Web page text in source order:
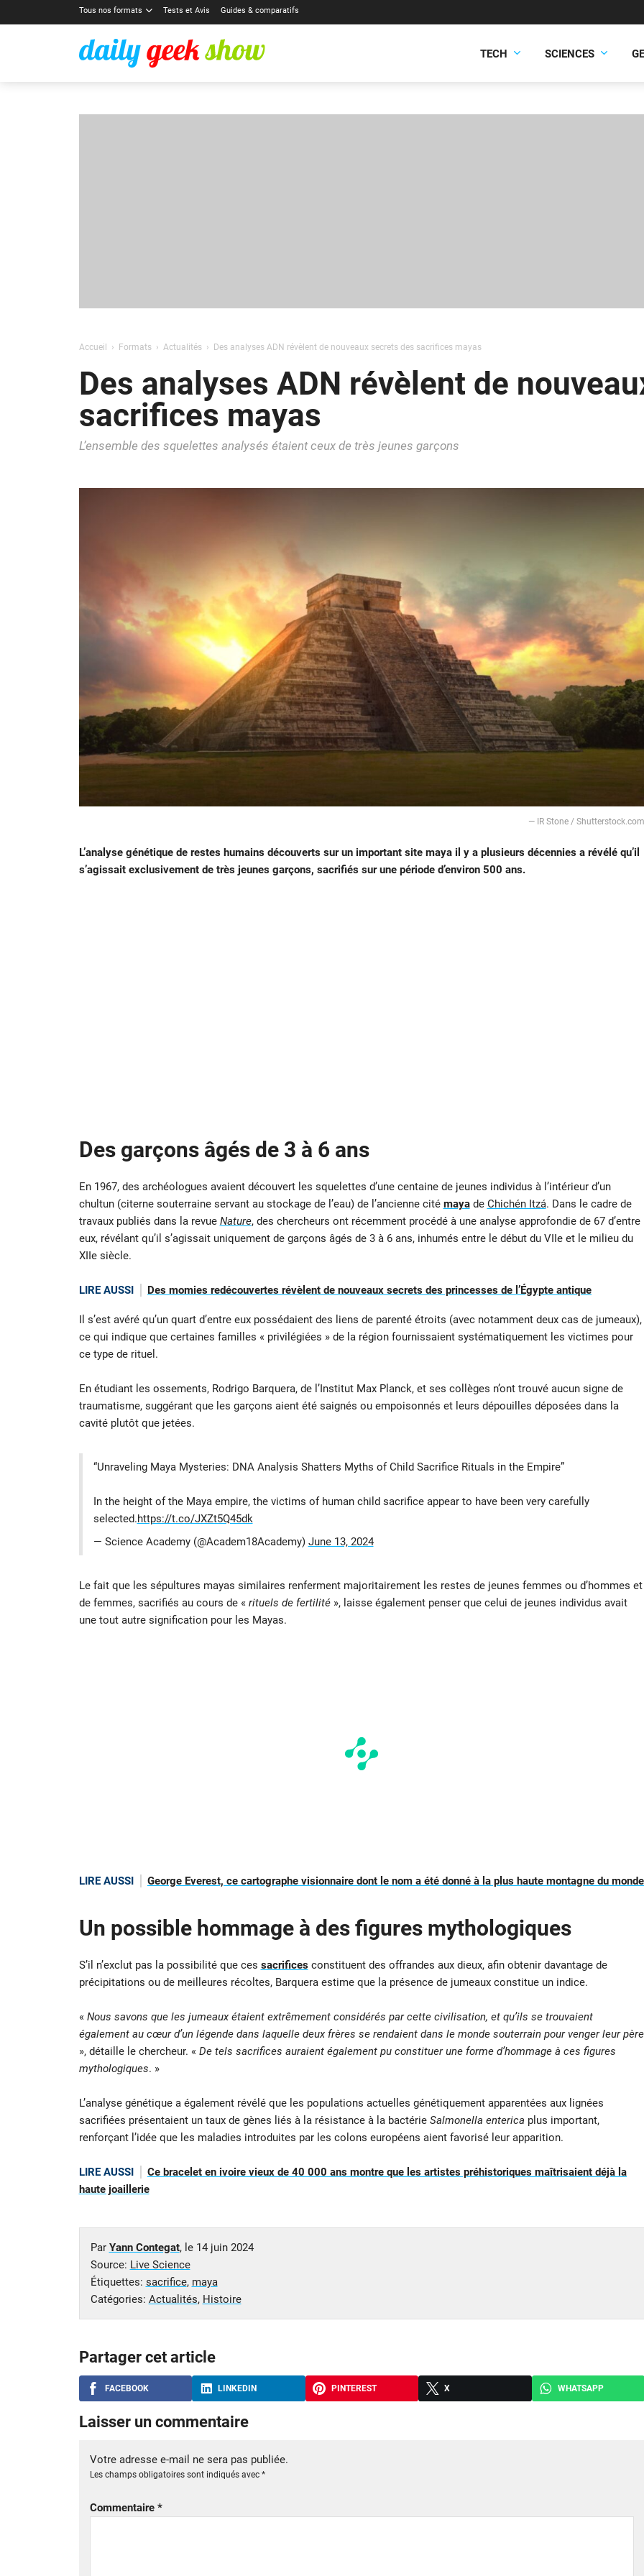
Tous nos formats Tests et Avis Guides & comparatifs
TECH SCIENCES
Accueil Formats Actualités Des analyses ADN révèlent de nouveaux secrets des sacrifices mayas
Des analyses ADN révèlent de
sacrifices mayas
L’ensemble des squelettes analysés étaient ceux de très jeunes garçons
— IR Stone / Shutterstock.com
L’analyse génétique de restes humains découverts sur un important site maya il y a plusieurs décennies a révélé qu’il
s’agissait exclusivement de très jeunes garçons, sacrifiés sur une période d’environ 500 ans.
Des garçons âgés de 3 à 6 ans
En 1967, des archéologues avaient découvert les squelettes d’une centaine de jeunes individus à l’intérieur d’un
chultun (citerne souterraine servant au stockage de l’eau) de l’ancienne cité mayade Chichén Itzá. Dans le cadre de
travaux publiés dans la revue Nature, des chercheurs ont récemment procédé à une analyse approfondie de 67 d’entre
eux, révélant qu’il s’agissait uniquement de garçons âgés de 3 à 6 ans, inhumés entre le début du VIIe et le milieu du
XIIe siècle.
LIRE AUSSI Des momies redécouvertes révèlent de nouveaux secrets des princesses de l’Égypte antique
Il s’est avéré qu’un quart d’entre eux possédaient des liens de parenté étroits (avec notamment deux cas de jumeaux),
ce qui indique que certaines familles « privilégiées » de la région fournissaient systématiquement les victimes pour
ce type de rituel.
En étudiant les ossements, Rodrigo Barquera, de l’Institut Max Planck, et ses collèges n’ont trouvé aucun signe de
traumatisme, suggérant que les garçons aient été saignés ou empoisonnés et leurs dépouilles déposées dans la
cavité plutôt que jetées.
“Unraveling Maya Mysteries: DNA Analysis Shatters Myths of Child Sacrifice Rituals in the Empire”
In the height of the Maya empire, the victims of human child sacrifice appear to have been very carefully
selected.https://t.co/JXZt5Q45dk
— Science Academy (@Academ18Academy) June 13, 2024
Le fait que les sépultures mayas similaires renferment majoritairement les restes de jeunes femmes ou d’hommes et
de femmes, sacrifiés au cours de « rituels de fertilité», laisse également penser que celui de jeunes individus avait
une tout autre signification pour les Mayas.
LIRE AUSSI George Everest, ce cartographe visionnaire dont le nom a été donné à la plus haute montagne du monde
Un possible hommage à des figures mythologiques
S’il n’exclut pas la possibilité que ces sacrificesconstituent des offrandes aux dieux, afin obtenir davantage de
précipitations ou de meilleures récoltes, Barquera estime que la présence de jumeaux constitue un indice.
« Nous savons que les jumeaux étaient extrêmement considérés par cette civilisation, et qu’ils se trouvaient
également au cœur d’un légende dans laquelle deux frères se rendaient dans le monde souterrain pour venger leur père
», détaille le chercheur. « De tels sacrifices auraient également pu constituer une forme d’hommage à ces figures
mythologiques. »
L’analyse génétique a également révélé que les populations actuelles génétiquement apparentées aux lignées
sacrifiées présentaient un taux de gènes liés à la résistance à la bactérie Salmonella enterica plus important,
renforçant l’idée que les maladies introduites par les colons européens aient favorisé leur apparition.
LIRE AUSSI
Ce bracelet en ivoire vieux de 40 000 ans montre que les artistes préhistoriques maîtrisaient déjà la
haute joaillerie
Par Yann Contegat, le 14 juin 2024
Source: Live Science
Étiquettes: sacrifice, maya
Catégories: Actualités, Histoire
Partager cet article
FACEBOOK LINKEDIN PINTEREST X WHATSAPP
Laisser un commentaire
Votre adresse e-mail ne sera pas publiée.
Les champs obligatoires sont indiqués avec *
Commentaire *